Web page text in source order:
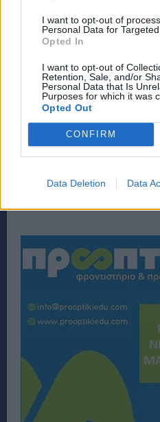
I want to opt-out of
Personal Data for Targeted
Opted In
I want to opt-out of
Retention, Sale, and/or
Personal Data that Is
Purposes for which it was
Opted Out
CONFIRM
Data Deletion Data